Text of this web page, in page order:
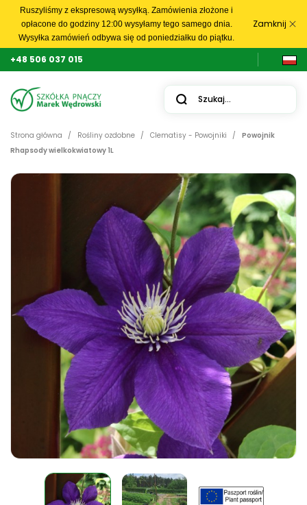
Ruszyliśmy z ekspresową wysyłką. Zamówienia złożone i
opłacone do godziny 12:00 wysyłamy tego samego dnia.
Wysyłka zamówień odbywa się od poniedziałku do piątku.
Zamknij
+48 506 037 015
Strona główna Rośliny ozdobne Clematisy - Powojniki
Powojnik
Rhapsody wielkokwiatowy 1L